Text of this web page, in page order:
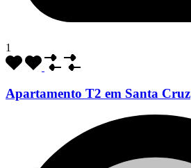
1
Apartamento T2 em Santa Cruz